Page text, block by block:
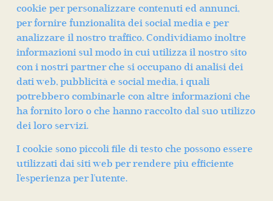
cookie per personalizzare contenuti ed annunci,
per fornire funzionalità dei social media e per
analizzare il nostro traffico. Condividiamo inoltre
informazioni sul modo in cui utilizza il nostro sito
con i nostri partner che si occupano di analisi dei
dati web, pubblicità e social media, i quali
potrebbero combinarle con altre informazioni che
ha fornito loro o che hanno raccolto dal suo utilizzo
dei loro servizi.
I cookie sono piccoli file di testo che possono essere
utilizzati dai siti web per rendere più efficiente
l'esperienza per l'utente.